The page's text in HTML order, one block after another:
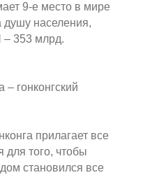
9-е место в мире
населения,
353 млрд.
гонконгский
прилагает все
для того, чтобы
становился все